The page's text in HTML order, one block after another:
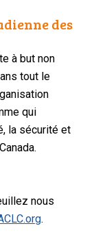
des
à but non
tout le
qui
la sécurité et
nous
.